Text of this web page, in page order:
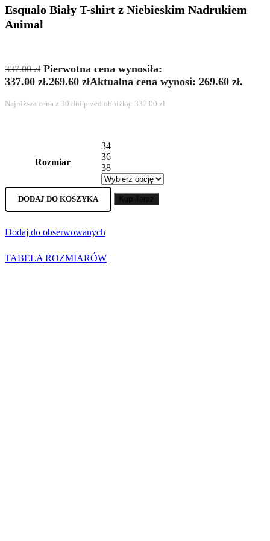
Esqualo Biały T-shirt z Niebieskim Nadrukiem
Animal
337.00zł Pierwotna cena wynosiła:
337.00 zł.269.60 złAktualna cena wynosi: 269.60 zł.
Najniższa cena z 30 dni przed obniżką: 337.00 zł
Rozmiar
34
36
38
DODAJ DO KOSZYKA Kup Teraz
Dodaj do obserwowanych
TABELA ROZMIARÓW